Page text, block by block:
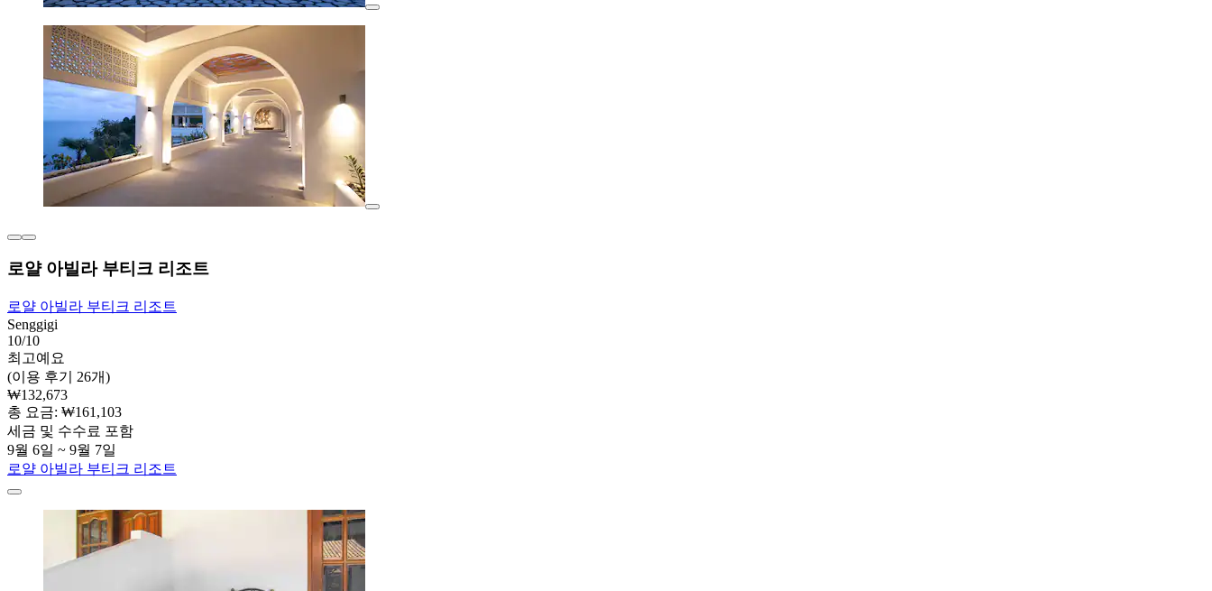
로얄 아빌라 부티크 리조트
로얄 아빌라 부티크 리조트
Senggigi
10/10
최고예요
(이용 후기 26개)
₩132,673
총 요금: ₩161,103
세금 및 수수료 포함
9월 6일 ~ 9월 7일
로얄 아빌라 부티크 리조트